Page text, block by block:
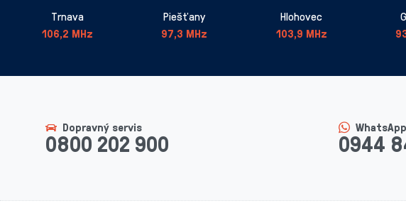
Trnava
106,2 MHz
Piešťany
97,3 MHz
Hlohovec
103,9 MHz
Dopravný servis
0800 202 900
WhatsApp
0944